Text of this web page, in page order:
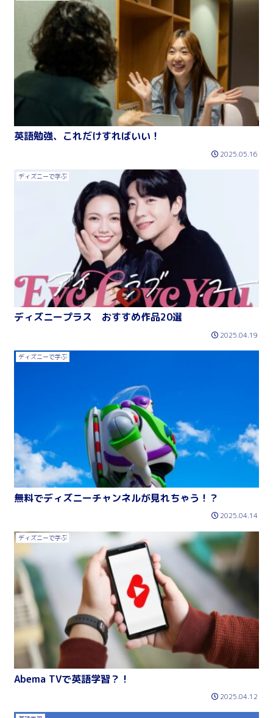
英語勉強、これだけすればいい！
2025.05.16
ディズニーで学ぶ
ディズニープラス おすすめ作品20選
2025.04.19
ディズニーで学ぶ
無料でディズニーチャンネルが見れちゃう！？
2025.04.14
ディズニーで学ぶ
Abema TVで英語学習？！
2025.04.12